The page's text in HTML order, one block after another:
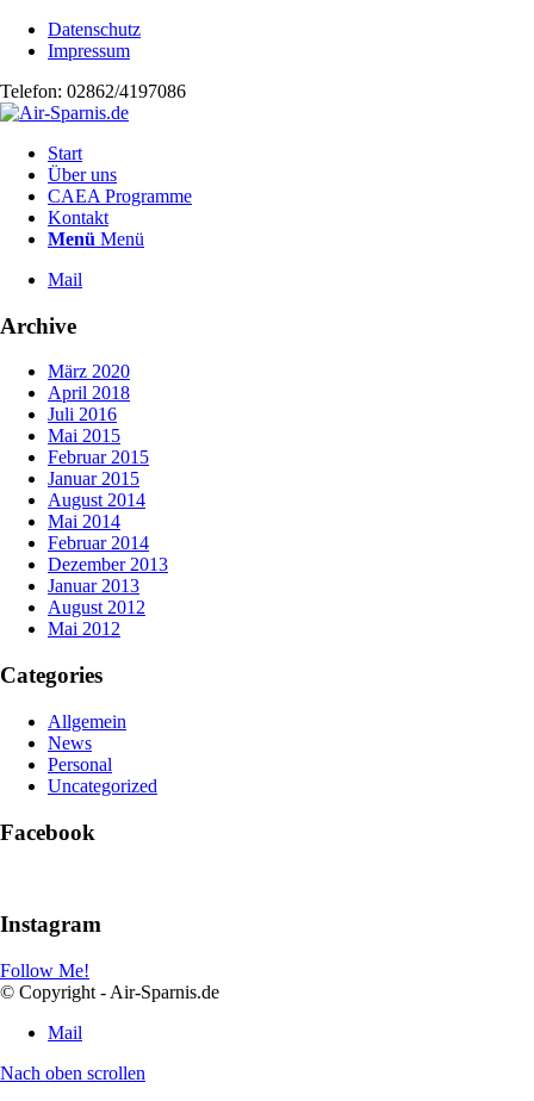
Datenschutz
Impressum
Telefon: 02862/4197086
Start
Über uns
CAEA Programme
Kontakt
Menü Menü
Mail
Archive
März 2020
April 2018
Juli 2016
Mai 2015
Februar 2015
Januar 2015
August 2014
Mai 2014
Februar 2014
Dezember 2013
Januar 2013
August 2012
Mai 2012
Categories
Allgemein
News
Personal
Uncategorized
Facebook
Instagram
Follow Me!
© Copyright - Air-Sparnis.de
Mail
Nach oben scrollen